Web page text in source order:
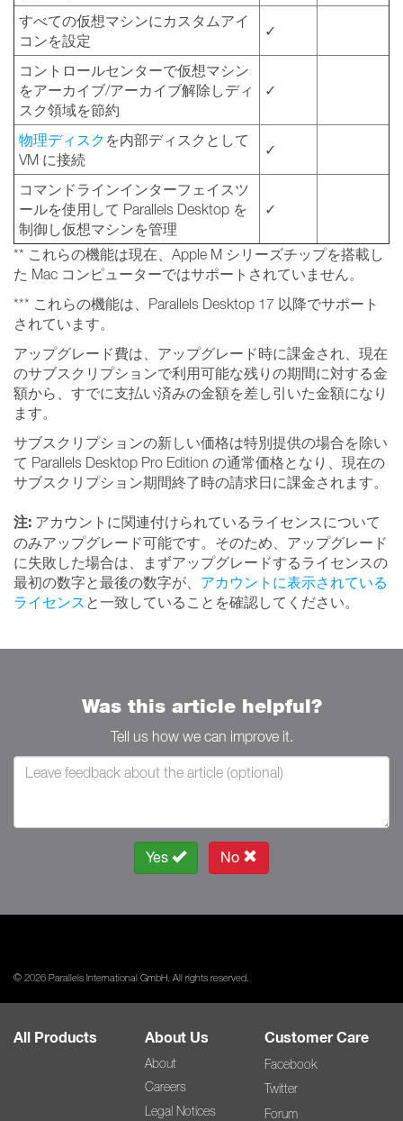
すべての仮想マシンにカスタムアイ
コンを設定
✓
コントロールセンターで仮想マシン
をアーカイブ/アーカイブ解除しディ
スク領域を節約
✓
物理ディスク を内部ディスクとして
VM に接続
✓
コマンドラインインターフェイスツ
ールを使用して Parallels Desktop を
制御し仮想マシンを管理
✓
** これらの機能は現在、Apple M シリーズチップを搭載し
た Mac コンピューターではサポートされていません。
*** これらの機能は、Parallels Desktop 17 以降でサポート
されています。
アップグレード費は、アップグレード時に課金され、現在
のサブスクリプションで利用可能な残りの期間に対する金
額から、すでに支払い済みの金額を差し引いた金額になり
ます。
サブスクリプションの新しい価格は特別提供の場合を除い
て Parallels Desktop Pro Edition の通常価格となり、現在の
サブスクリプション期間終了時の請求日に課金されます。
注: アカウントに関連付けられているライセンスについて
のみアップグレード可能です。そのため、アップグレード
に失敗した場合は、まずアップグレードするライセンスの
最初の数字と最後の数字が、 アカウントに表示されている
ライセンス と一致していることを確認してください。
Was this article helpful?
Tell us how we can improve it.
Yes No
© 2026 Parallels International GmbH. All rights reserved.
All Products About Us
About
Careers
Legal Notices
Customer Care
Facebook
Twitter
Forum